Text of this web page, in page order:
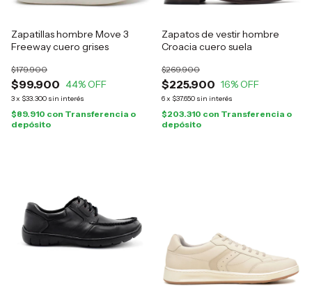
Zapatillas hombre Move 3
Freeway cuero grises
$99.900
$179.900
44% OFF
3x $33.300 sin interés
$89.910 con Transferencia o
depósito
Zapatos de vestir hombre
Croacia cuero suela
$225.900
$269.900
16% OFF
6x $37.650 sin interés
$203.310 con Transferencia o
depósito